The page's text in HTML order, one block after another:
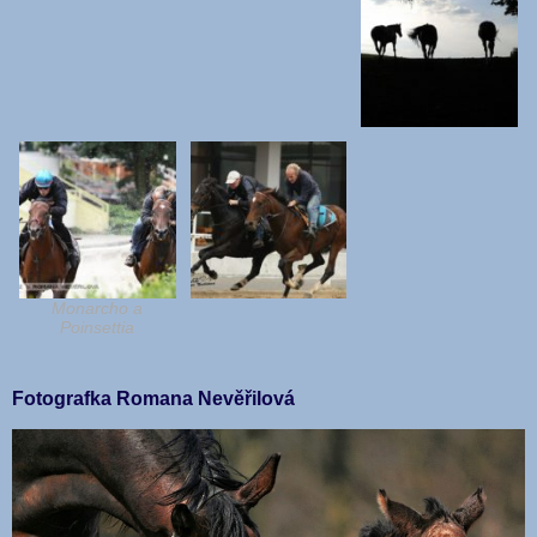
Monarcho a
Poinsettia
Fotografka Romana Nevěřilová